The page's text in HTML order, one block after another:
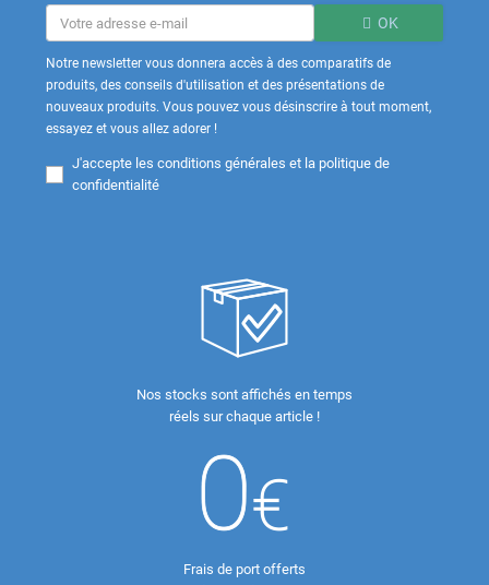
OK
Notre newsletter vous donnera accès à des comparatifs de
produits, des conseils d'utilisation et des présentations de
nouveaux produits. Vous pouvez vous désinscrire à tout moment,
essayez et vous allez adorer !
J'accepte les conditions générales et la politique de
confidentialité
Nos stocks sont affichés en temps
réels sur chaque article !
Frais de port offerts